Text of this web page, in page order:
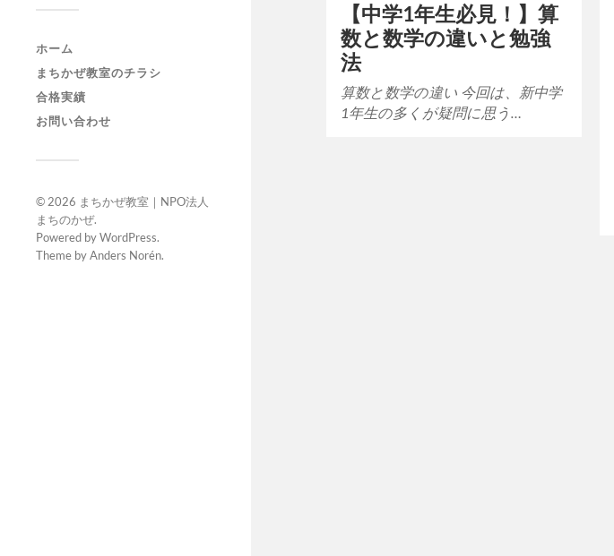
ホーム
まちかぜ教室のチラシ
合格実績
お問い合わせ
© 2026 まちかぜ教室｜NPO法人
まちのかぜ.
Powered byWordPress.
Theme byAnders Norén.
【中学1年生必見！】算
数と数学の違いと勉強
法
算数と数学の違い 今回は、新中学
1年生の多くが疑問に思う…